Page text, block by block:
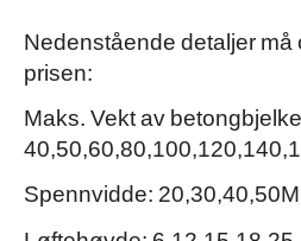
Nedenstående detaljer må
prisen:
Maks. Vekt av
Spennvidde: 20,30,40,50M